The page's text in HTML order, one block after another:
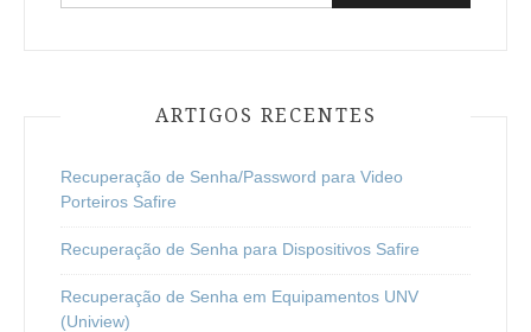
ARTIGOS RECENTES
Recuperação de Senha/Password para Video
Porteiros Safire
Recuperação de Senha para Dispositivos Safire
Recuperação de Senha em Equipamentos UNV
(Uniview)